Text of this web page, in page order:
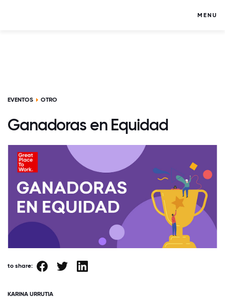
MENU
EVENTOS OTRO
Ganadoras en Equidad
to share:
KARINA URRUTIA